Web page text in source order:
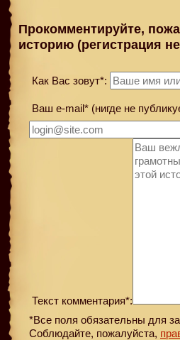
Прокомментируйте,
историю (регистрация
Как Вас зовут*:
Ваш e-mail* (нигде не
Текст комментария*:
*Все поля обязательны для
Соблюдайте, пожалуйста,